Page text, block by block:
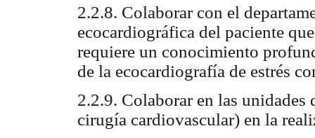
2.2.8. Colaborar con el
ecocardiográfica del paciente
requiere un conocimiento
de la ecocardiografía de estrés
2.2.9. Colaborar en las
cirugía cardiovascular) en la